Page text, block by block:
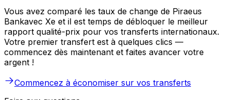
Vous avez comparé les taux de change de Piraeus
Bankavec Xe et il est temps de débloquer le meilleur
rapport qualité-prix pour vos transferts internationaux.
Votre premier transfert est à quelques clics —
commencez dès maintenant et faites avancer votre
argent !
Commencez à économiser sur vos transferts